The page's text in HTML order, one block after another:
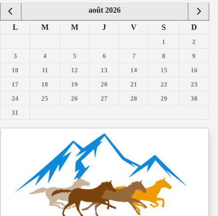
août 2026
L M M J V S D
1
2
3
4 5 6 7 8
9
10
11 12 13 14 15
16
17
18 19 20 21 22
23
24
25 26 27 28 29
30
31